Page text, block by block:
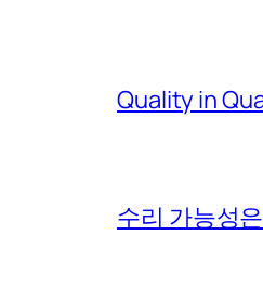
Quality in
수리 가능성